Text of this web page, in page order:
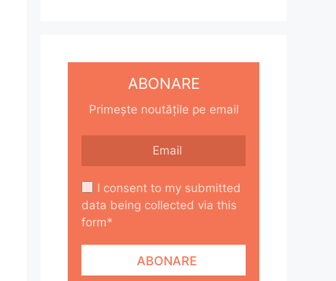
ABONARE
Primește noutățile pe email
I consent to my submitted
data being collected via this
form*